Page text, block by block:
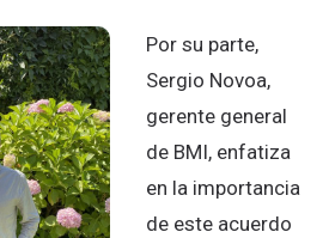
Por su parte,
Sergio Novoa,
gerente general
de BMI, enfatiza
en la importancia
de este acuerdo